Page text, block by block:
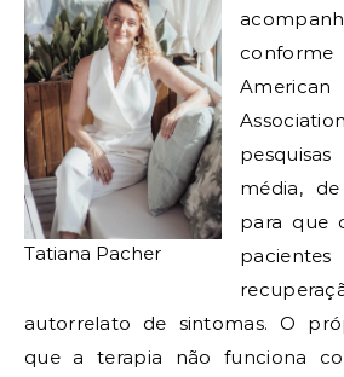
Tatiana Pacher
média,
para que
autorrelato de sintomas. O
que a terapia não funciona